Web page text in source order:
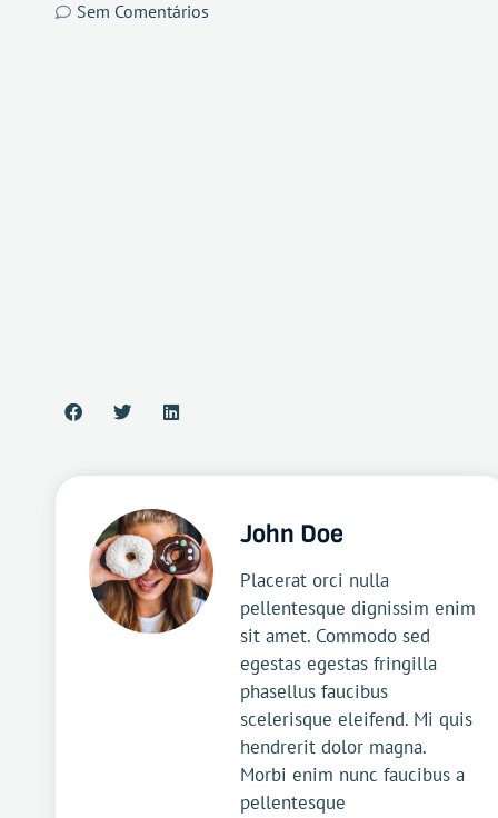
Sem Comentários
John Doe
Placerat orci nulla
pellentesque dignissim enim
sit amet. Commodo sed
egestas egestas fringilla
phasellus faucibus
scelerisque eleifend. Mi quis
hendrerit dolor magna.
Morbi enim nunc faucibus a
pellentesque